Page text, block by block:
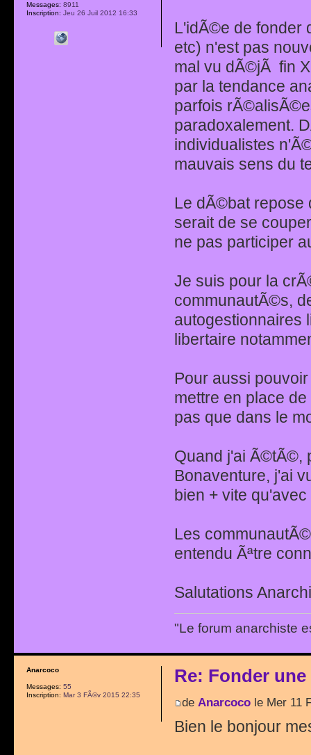
L'idÃ©e de fonder
etc) n'est pas
mal vu dÃ©jÃ fin
par la tendance
parfois
paradoxalement.
individualistes
mauvais sens du
Le dÃ©bat repose
serait de se
ne pas participer
Je suis pour la
communautÃ©s,
autogestionnaires
libertaire
Pour aussi
mettre en place
pas que dans le
Quand j'ai Ã©tÃ©,
Bonaventure, j'ai
bien + vite
Les
entendu Ãªtre
Salutations
"Le forum anarchiste
Messages: 8911
Inscription: Jeu 26 Juil 2012 16:33
Re: Fonder
de Anarcocole Mer 11
Bien le bonjour
Anarcoco
Messages: 55
Inscription: Mar 3 FÃ©v 2015 22:35